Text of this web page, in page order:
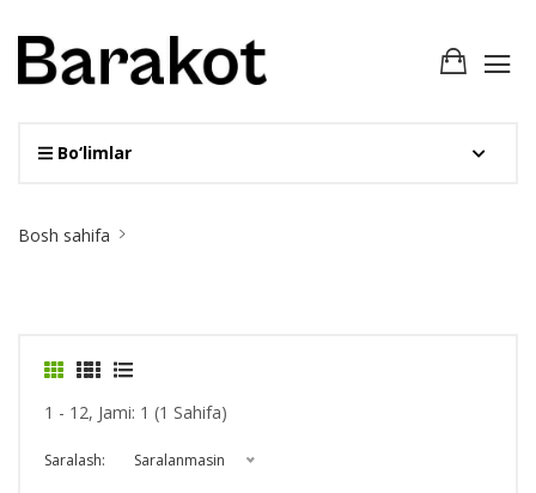
Bo‘limlar
Breadcrumb
Bosh sahifa
1 - 12, Jami: 1 (1 Sahifa)
Saralash: Saralanmasin